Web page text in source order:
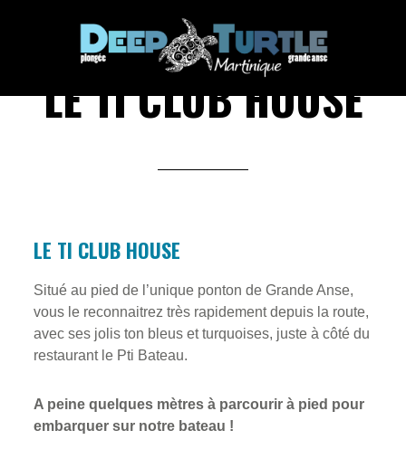
page
LE TI CLUB HOUSE
LE TI CLUB HOUSE
Situé au pied de l’unique ponton de Grande Anse,
vous le reconnaitrez très rapidement depuis la route,
avec ses jolis ton bleus et turquoises, juste à côté du
restaurant le Pti Bateau.
A peine quelques mètres à parcourir à pied pour
embarquer sur notre bateau !